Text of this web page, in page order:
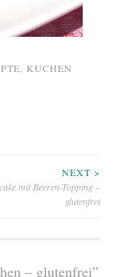
, KUCHEN
NEXT >
mit Beeren-Topping –
glutenfrei
– glutenfrei”